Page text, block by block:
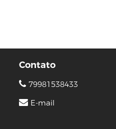
Contato
79981538433
E-mail